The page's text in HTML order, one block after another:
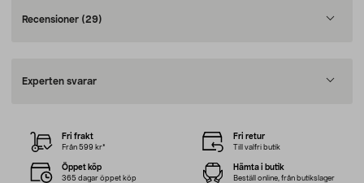
Recensioner (29)
Experten svarar
Fri frakt
Från 599 kr*
Fri retur
Till valfri butik
Öppet köp
365 dagar öppet köp
Hämta i butik
Beställ online, från butikslager